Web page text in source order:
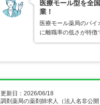
医療モール型を全
業！
医療モール薬局のパ
に離職率の低さが特
更新日：2026/06/18
調剤薬局の薬剤師求人（法人名非公